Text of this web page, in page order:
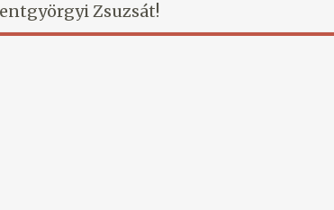
Zsuzsát!